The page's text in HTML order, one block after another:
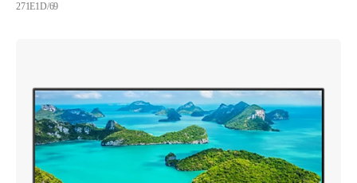
271E1D/69